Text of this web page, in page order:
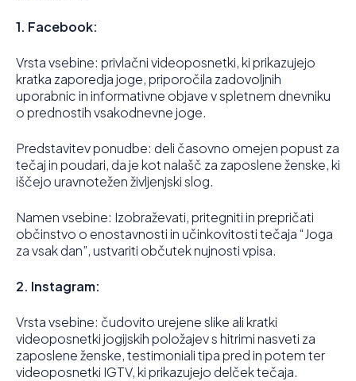
1. Facebook:
Vrsta vsebine: privlačni videoposnetki, ki prikazujejo
kratka zaporedja joge, priporočila zadovoljnih
uporabnic in informativne objave v spletnem dnevniku
o prednostih vsakodnevne joge.
Predstavitev ponudbe: deli časovno omejen popust za
tečaj in poudari, da je kot nalašč za zaposlene ženske, ki
iščejo uravnotežen življenjski slog.
Namen vsebine: Izobraževati, pritegniti in prepričati
občinstvo o enostavnosti in učinkovitosti tečaja “Joga
za vsak dan”, ustvariti občutek nujnosti vpisa.
2. Instagram:
Vrsta vsebine: čudovito urejene slike ali kratki
videoposnetki jogijskih položajev s hitrimi nasveti za
zaposlene ženske, testimoniali tipa pred in potem ter
videoposnetki IGTV, ki prikazujejo delček tečaja.